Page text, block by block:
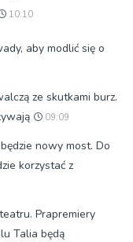
10:10
aby modlić się o
ze skutkami burz.
09:09
nowy most. Do
korzystać z
Prapremiery
Talia będą